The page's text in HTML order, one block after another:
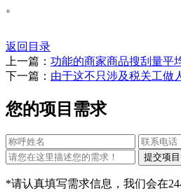
。
返回目录
上一篇： 功能的商家商品搜刮量平
下一篇： 由于这不只涉及税关工做
您的项目需求
*请认真填写需求信息，我们会在24